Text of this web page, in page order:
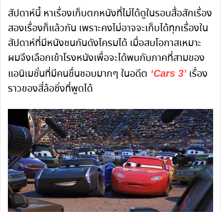
สัปดาห์นี้ หาเรื่องเก็บตกหนังที่ไม่ได้ดูในรอบสื่อสักเรื่อง
สองเรื่องก็แล้วกัน เพราะคงไม่อาจจะเก็บได้ทุกเรื่องใน
สัปดาห์ที่มีหนังชนกันดังโครมได้ เมื่อสบโอกาสเหมาะ
ผมจึงเลือกเข้าโรงหนังเพื่อจะได้พบกับภาคที่สามของ
แอนิเมชั่นที่มีคนชื่นชอบมากๆ ในอดีต ‘Cars 3’ เรื่อง
ราวของสี่ล้อซิ่งที่พูดได้